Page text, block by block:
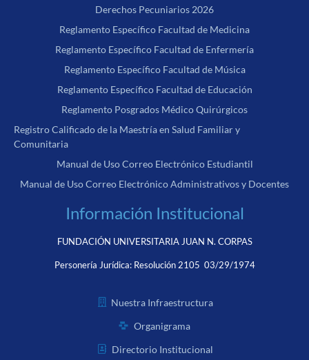
Derechos Pecuniarios 2026
Reglamento Específico Facultad de Medicina
Reglamento Específico Facultad de Enfermería
Reglamento Específico Facultad de Música
Reglamento Específico Facultad de Educación
Reglamento Posgrados Médico Quirúrgicos
Registro Calificado de la Maestría en Salud Familiar y
Comunitaria
Manual de Uso Correo Electrónico Estudiantil
Manual de Uso Correo Electrónico Administrativos y Docentes
Información Institucional
FUNDACIÓN UNIVERSITARIA JUAN N. CORPAS
Personería Jurídica: Resolución 2105 03/29/1974
Nuestra Infraestructura
Organigrama
Directorio Institucional